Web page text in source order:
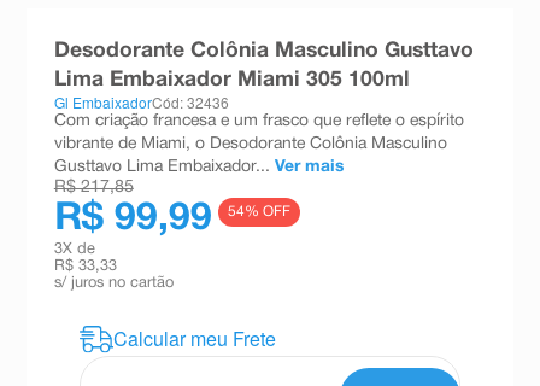
Desodorante Colônia Masculino Gusttavo
Lima Embaixador Miami 305 100ml
Gl EmbaixadorCód: 32436
Com criação francesa e um frasco que reflete o espírito
vibrante de Miami, o Desodorante Colônia Masculino
Gusttavo Lima Embaixador... Ver mais
R$ 217,85
R$ 99,99 54% OFF
3X de
R$ 33,33
s/ juros no cartão
esmalte
10ºabsorvente